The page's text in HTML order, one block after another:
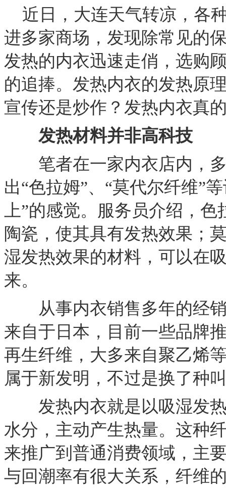
近日，大连天气转凉，各
进多家商场，发现除常见的
发热的内衣迅速走俏，选购
的追捧。发热内衣的发热原
宣传还是炒作？发热内衣真
发热材料并非高科技
笔者在一家内衣店内，多
出“色拉姆”、“莫代尔纤维”
上”的感觉。服务员介绍，
陶瓷，使其具有发热效果；
湿发热效果的材料，可以在
来。
从事内衣销售多年的经销
来自于日本，目前一些品牌
再生纤维，大多来自聚乙烯
属于新发明，不过是换了种
发热内衣就是以吸湿发热
水分，主动产生热量。这种
来推广到普通消费领域，主
与回潮率有很大关系，纤维